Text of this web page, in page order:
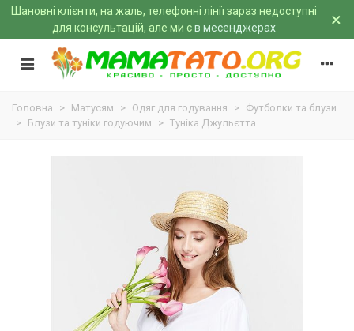
Шановні клієнти, на жаль, телефонні лінії зараз недоступні
для консультацій, але ми єв месенджерах ×
Головна > Матусям > Одяг для годування > Футболки та блузи
> Блузи та туніки годуючим > Туніка Джульєтта